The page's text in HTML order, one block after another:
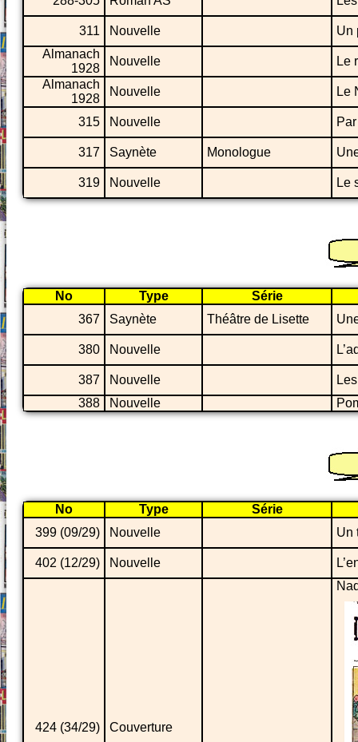
311 Nouvelle
Un
Almanach
1928
Nouvelle
Le
Almanach
1928
Nouvelle Le
315 Nouvelle
317 Saynète Monologue
319 Nouvelle Le
No Type
Série
367
Saynète Théâtre de Lisette
380 Nouvelle
387 Nouvelle
388
Nouvelle
No Type
Série
399 (09/29)
Nouvelle Un
402 (12/29) Nouvelle
424 (34/29) Couverture